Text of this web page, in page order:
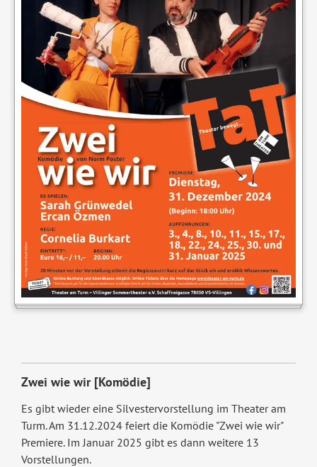
Zwei wie wir [Komödie]
Es gibt wieder eine Silvestervorstellung im Theater am
Turm. Am 31.12.2024 feiert die Komödie "Zwei wie wir"
Premiere. Im Januar 2025 gibt es dann weitere 13
Vorstellungen.